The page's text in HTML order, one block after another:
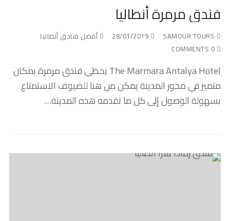
فندق مرمرة أنطاليا
28/01/2019
أفضل فنادق أنطاليا
The Marmara Antalya Hotel يحظى فندق مرمرة بمكان
متميز في محور المدينة يمكن من هنا للضيوف الاستمتاع
بسهولة الوصول إلى كل ما تقدمه هذه المدينة…